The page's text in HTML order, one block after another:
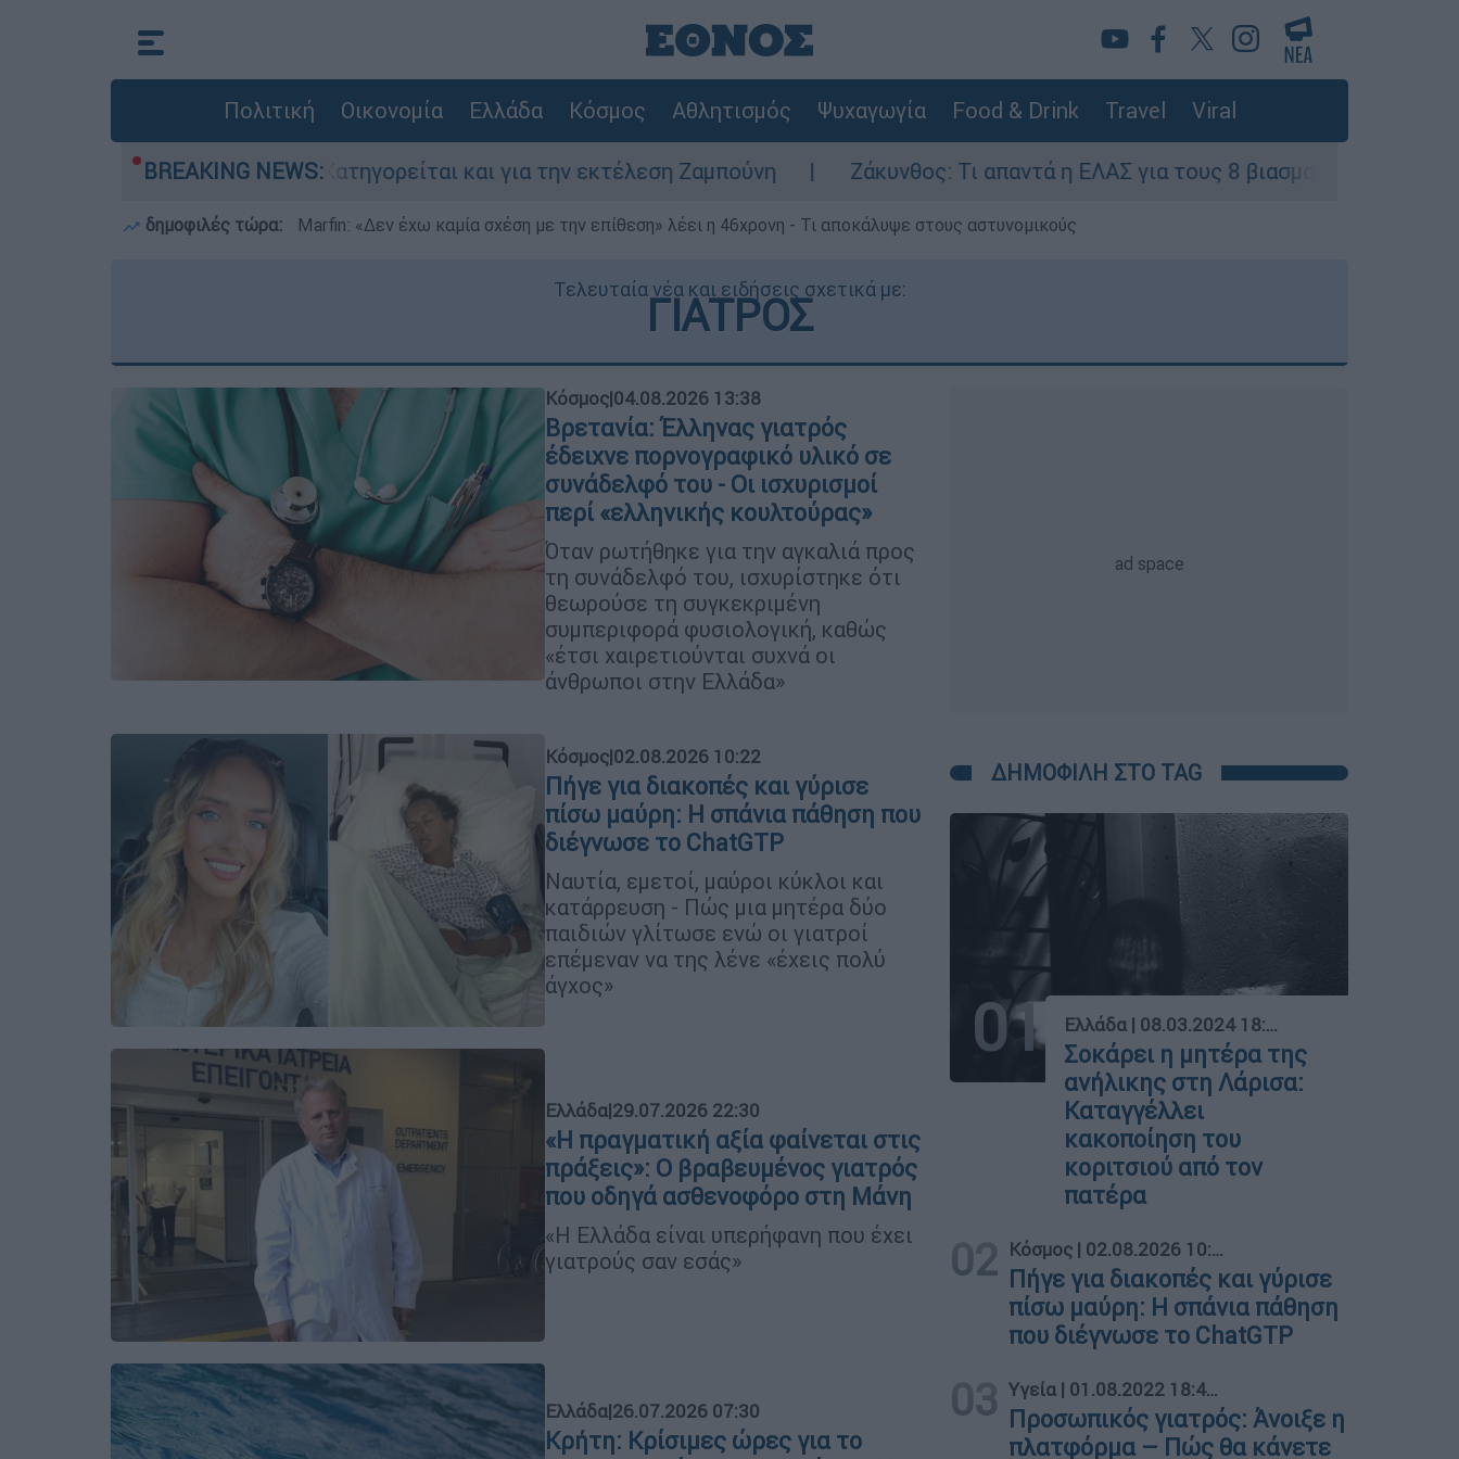
Πολιτική Οικονομία Ελλάδα Κόσμος Αθλητισμός Ψυχαγωγία Food & Drink Travel Viral
BREAKING NEWS:
στην Ελλάδα - Κατηγορείται και για την εκτέλεση Ζαμπούνη Ζάκυνθος: Τι απαντά η ΕΛΑΣ για τους 8 βιασμούς τουριστριών - «Μόνο 3
δημοφιλές τώρα: Marfin: «Δεν έχω καμία σχέση με την επίθεση» λέει η 46χρονη - Τι αποκάλυψε στους αστυνομικούς
Τελευταία νέα και ειδήσεις σχετικά με:
ΓΙΑΤΡΟΣ
Κόσμος|04.08.2026 13:38
Βρετανία: Έλληνας γιατρός
έδειχνε πορνογραφικό υλικό σε
συνάδελφό του - Οι ισχυρισμοί
περί «ελληνικής κουλτούρας»
Όταν ρωτήθηκε για την αγκαλιά προς
τη συνάδελφό του, ισχυρίστηκε ότι
θεωρούσε τη συγκεκριμένη
συμπεριφορά φυσιολογική, καθώς
«έτσι χαιρετιούνται συχνά οι
άνθρωποι στην Ελλάδα»
Κόσμος|02.08.2026 10:22
Πήγε για διακοπές και γύρισε
πίσω μαύρη: Η σπάνια πάθηση που
διέγνωσε το ChatGTP
Ναυτία, εμετοί, μαύροι κύκλοι και
κατάρρευση - Πώς μια μητέρα δύο
παιδιών γλίτωσε ενώ οι γιατροί
επέμεναν να της λένε «έχεις πολύ
άγχος»
Ελλάδα|29.07.2026 22:30
«Η πραγματική αξία φαίνεται στις
πράξεις»: Ο βραβευμένος γιατρός
που οδηγά ασθενοφόρο στη Μάνη
«Η Ελλάδα είναι υπερήφανη που έχει
γιατρούς σαν εσάς»
Ελλάδα|26.07.2026 07:30
Κρήτη: Κρίσιμες ώρες για το
ΔΗΜΟΦΙΛΗ ΣΤΟ TAG
01 Ελλάδα | 08.03.2024 18:15
Σοκάρει η μητέρα της
ανήλικης στη Λάρισα:
Καταγγέλλει
κακοποίηση του
κοριτσιού από τον
πατέρα
02 Κόσμος | 02.08.2026 10:22
Πήγε για διακοπές και γύρισε
πίσω μαύρη: Η σπάνια πάθηση
που διέγνωσε το ChatGTP
03 Υγεία | 01.08.2022 18:43
Προσωπικός γιατρός: Άνοιξε η
πλατφόρμα – Πώς θα κάνετε